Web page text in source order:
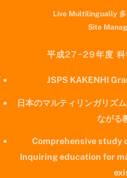
Live Multilingually
Site
平成27−29年度
JSPS KAKENHI
日本のマルティリンガリズ
ながる
Comprehensive study
Inquiring education for